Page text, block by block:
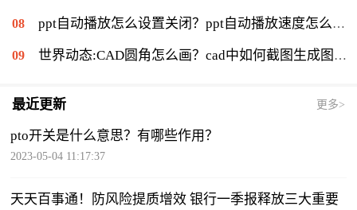
ppt自动播放怎么设置关闭？ppt自动播放速度怎么调慢？ 世界报资讯
世界动态:CAD圆角怎么画？cad中如何截图生成图片？
最近更新 更多>
pto开关是什么意思？有哪些作用？
2023-05-04 11:17:37
天天百事通！防风险提质增效 银行一季报释放三大重要